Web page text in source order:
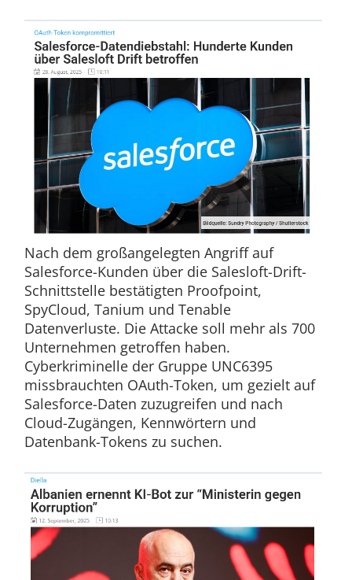
Nach dem großangelegten Angriff auf
Salesforce-Kunden über die Salesloft-Drift-
Schnittstelle bestätigten Proofpoint,
SpyCloud, Tanium und Tenable
Datenverluste. Die Attacke soll mehr als 700
Unternehmen getroffen haben.
Cyberkriminelle der Gruppe UNC6395
missbrauchten OAuth-Token, um gezielt auf
Salesforce-Daten zuzugreifen und nach
Cloud-Zugängen, Kennwörtern und
Datenbank-Tokens zu suchen.